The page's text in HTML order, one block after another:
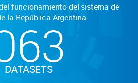
funcionamiento del sistema de
la República Argentina.
DATASETS